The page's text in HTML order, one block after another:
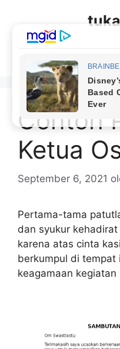
Contoh
Ketua
September 6, 2021
Pertama-tama
dan syukur kehadirat
karena atas cinta
berkumpul di tempat
keagamaan